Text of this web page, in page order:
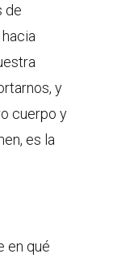
de
y
cuerpo y
es la
en qué